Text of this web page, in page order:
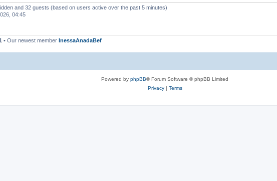
and 32 guests (based on users active over the past 5 minutes)
04:45
• Our newest member InessaAnadaBef
Powered by phpBB® Forum Software © phpBB Limited
Privacy| Terms